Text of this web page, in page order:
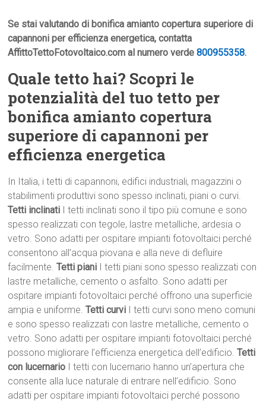
Se stai valutando di bonifica amianto copertura superiore di
capannoni per efficienza energetica, contatta
AffittoTettoFotovoltaico.com al numero verde800955358.
Quale tetto hai? Scopri le
potenzialità del tuo tetto per
bonifica amianto copertura
superiore di capannoni per
efficienza energetica
In Italia, i tetti di capannoni, edifici industriali, magazzini o
stabilimenti produttivi sono spesso inclinati, piani o curvi.
Tetti inclinati I tetti inclinati sono il tipo più comune e sono
spesso realizzati con tegole, lastre metalliche, ardesia o
vetro. Sono adatti per ospitare impianti fotovoltaici perché
consentono all’acqua piovana e alla neve di defluire
facilmente.Tetti piani I tetti piani sono spesso realizzati con
lastre metalliche, cemento o asfalto. Sono adatti per
ospitare impianti fotovoltaici perché offrono una superficie
ampia e uniforme.Tetti curvi I tetti curvi sono meno comuni
e sono spesso realizzati con lastre metalliche, cemento o
vetro. Sono adatti per ospitare impianti fotovoltaici perché
possono migliorare l’efficienza energetica dell’edificio.Tetti
con lucernario I tetti con lucernario hanno un’apertura che
consente alla luce naturale di entrare nell’edificio. Sono
adatti per ospitare impianti fotovoltaici perché possono